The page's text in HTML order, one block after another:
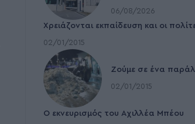
06/08/2026
Χρειάζονται εκπαίδευση και οι
02/01/2015
Ζούμε σε ένα
02/01/2015
Ο εκνευρισμός του Αχιλλέα Μπέου